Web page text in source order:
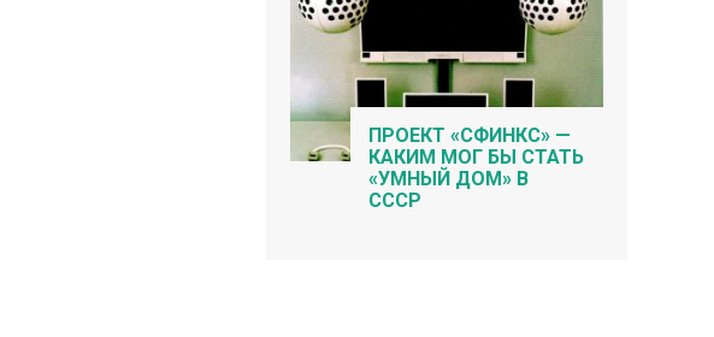
ПРОЕКТ «СФИНКС» —
КАКИМ МОГ БЫ СТАТЬ
«УМНЫЙ ДОМ» В
СССР